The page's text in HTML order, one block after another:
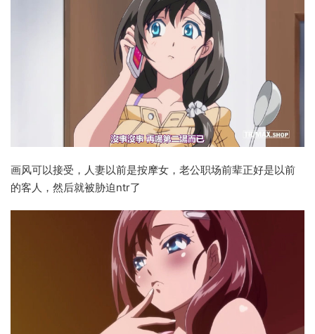
画风可以接受，人妻以前是按摩女，老公职场前辈正好是以前
的客人，然后就被胁迫ntr了